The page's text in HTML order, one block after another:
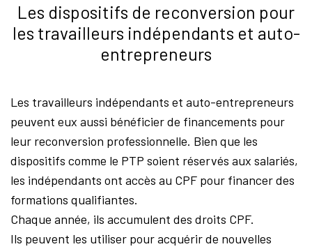
Les dispositifs de reconversion pour
les travailleurs indépendants et auto-
entrepreneurs
Les travailleurs indépendants et auto-entrepreneurs
peuvent eux aussi bénéficier de financements pour
leur reconversion professionnelle. Bien que les
dispositifs comme le PTP soient réservés aux salariés,
les indépendants ont accès au CPF pour financer des
formations qualifiantes.
Chaque année, ils accumulent des droits CPF.
Ils peuvent les utiliser pour acquérir de nouvelles